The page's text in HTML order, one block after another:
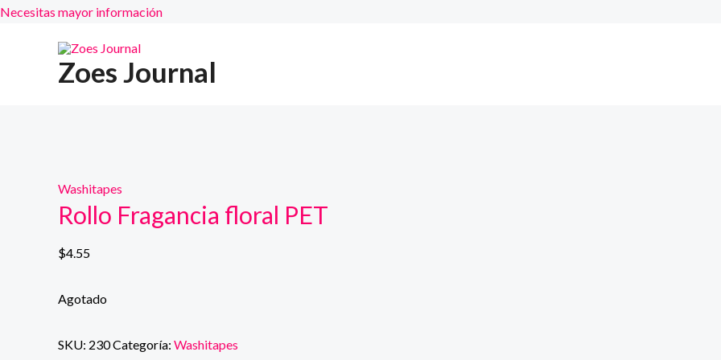
Necesitas mayor información
Zoes Journal
Washitapes
Rollo Fragancia floral PET
$4.55
Agotado
SKU: 230Categoría: Washitapes